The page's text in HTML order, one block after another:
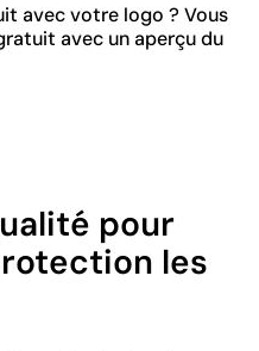
avec votre logo ? Vous
avec un aperçu du
pour
les